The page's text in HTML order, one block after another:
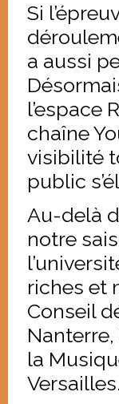
Si
a aussi
l’espace
chaîne
visibilité
public
Au-delà
notre
riches et
Conseil
la
Versailles.